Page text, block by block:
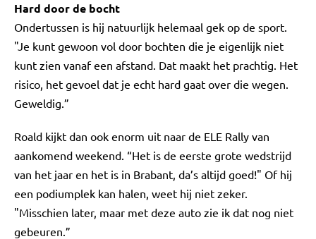
Hard door de bocht
Ondertussen is hij natuurlijk helemaal gek op de sport.
"Je kunt gewoon vol door bochten die je eigenlijk niet
kunt zien vanaf een afstand. Dat maakt het prachtig. Het
risico, het gevoel dat je echt hard gaat over die wegen.
Geweldig.”
Roald kijkt dan ook enorm uit naar de ELE Rally van
aankomend weekend. “Het is de eerste grote wedstrijd
van het jaar en het is in Brabant, da’s altijd goed!" Of hij
een podiumplek kan halen, weet hij niet zeker.
"Misschien later, maar met deze auto zie ik dat nog niet
gebeuren.”